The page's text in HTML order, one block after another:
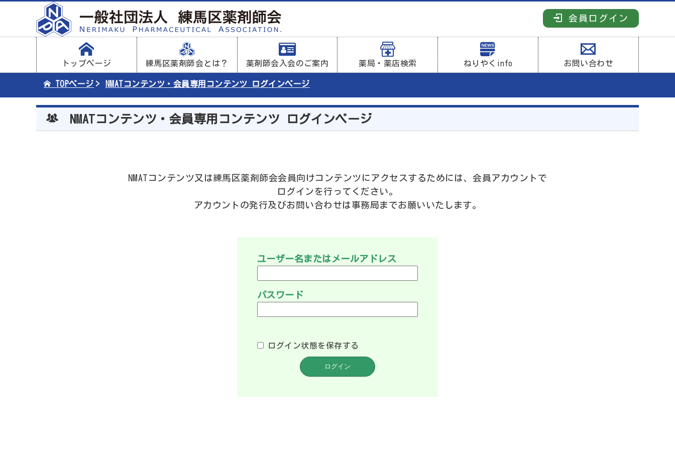
会員ログイン
トップページ 練馬区薬剤師会とは？ 薬剤師会入会のご案内 薬局・薬店検索 ねりやくinfo お問い合わせ
TOPページ NMATコンテンツ・会員専用コンテンツ ログインページ
NMATコンテンツ・会員専用コンテンツ ログインページ
NMATコンテンツ又は練馬区薬剤師会会員向けコンテンツにアクセスするためには、会員アカウントで
ログインを行ってください。
アカウントの発行及びお問い合わせは事務局までお願いいたします。
ユーザー名またはメールアドレス
パスワード
ログイン状態を保存する